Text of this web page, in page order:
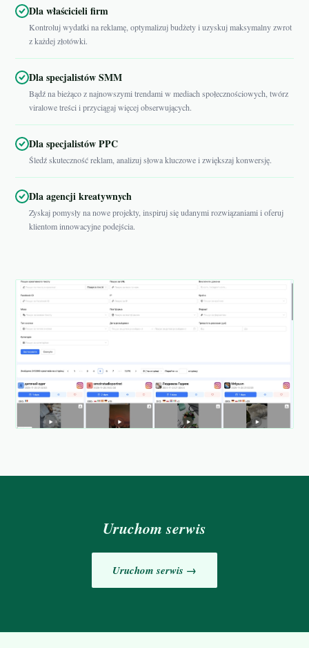
Dla właścicieli firm
Kontroluj wydatki na reklamę, optymalizuj budżety i uzyskuj maksymalny zwrot
z każdej złotówki.
Dla specjalistów SMM
Bądź na bieżąco z najnowszymi trendami w mediach społecznościowych, twórz
viralowe treści i przyciągaj więcej obserwujących.
Dla specjalistów PPC
Śledź skuteczność reklam, analizuj słowa kluczowe i zwiększaj konwersję.
Dla agencji kreatywnych
Zyskaj pomysły na nowe projekty, inspiruj się udanymi rozwiązaniami i oferuj
klientom innowacyjne podejścia.
Uruchom serwis
Uruchom serwis →